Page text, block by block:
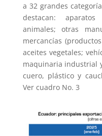
a 32 grandes
destacan:
animales; otras
mercancías
aceites vegetales;
maquinaria industrial
cuero, plástico y
Ver cuadro No. 3